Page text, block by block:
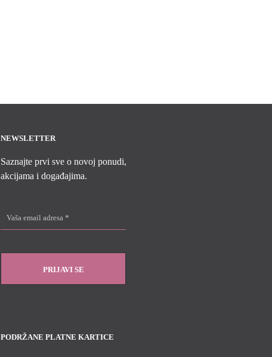
NEWSLETTER
Saznajte prvi sve o novoj ponudi,
akcijama i događajima.
PODRŽANE PLATNE KARTICE